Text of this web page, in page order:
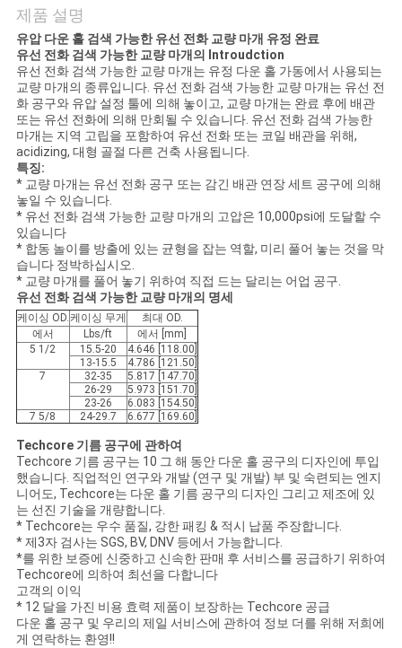
요
뉴
스
경
우
사
이
트
PRIVACY
POLICY
제품 설명
유압 다운 홀 검색 가능한 유선 전화 교량 마개 유정 완료
유선 전화 검색 가능한 교량 마개의 Introudction
유선 전화 검색 가능한 교량 마개는 유정 다운 홀 가동에서 사용되는
교량 마개의 종류입니다. 유선 전화 검색 가능한 교량 마개는 유선 전
화 공구와 유압 설정 툴에 의해 놓이고, 교량 마개는 완료 후에 배관
또는 유선 전화에 의해 만회될 수 있습니다. 유선 전화 검색 가능한
마개는 지역 고립을 포함하여 유선 전화 또는 코일 배관을 위해,
acidizing, 대형 골절 다른 건축 사용됩니다.
특징:
* 교량 마개는 유선 전화 공구 또는 감긴 배관 연장 세트 공구에 의해
놓일 수 있습니다.
* 유선 전화 검색 가능한 교량 마개의 고압은 10,000psi에 도달할 수
있습니다
* 합동 놀이를 방출에 있는 균형을 잡는 역할, 미리 풀어 놓는 것을 막
습니다 정박하십시오.
* 교량 마개를 풀어 놓기 위하여 직접 드는 달리는 어업 공구.
유선 전화 검색 가능한 교량 마개의 명세
케이싱 OD.케이싱 무게
최대 OD.
에서
Lbs/ft
에서 [mm]
5 1/2
15.5-20
4.646 [118.00]
13-15.5
4.786 [121.50]
7
32-35
5.817 [147.70]
26-29
5.973 [151.70]
23-26
6.083 [154.50]
7 5/8
24-29.7 6.677 [169.60]
Techcore 기름 공구에 관하여
Techcore 기름 공구는 10 그 해 동안 다운 홀 공구의 디자인에 투입
했습니다. 직업적인 연구와 개발 (연구 및 개발) 부 및 숙련되는 엔지
니어도, Techcore는 다운 홀 기름 공구의 디자인 그리고 제조에 있
는 선진 기술을 개량합니다.
* Techcore는 우수 품질, 강한 패킹 & 적시 납품 주장합니다.
* 제3자 검사는 SGS, BV, DNV 등에서 가능합니다.
*를 위한 보증에 신중하고 신속한 판매 후 서비스를 공급하기 위하여
Techcore에 의하여 최선을 다합니다
고객의 이익
* 12 달을 가진 비용 효력 제품이 보장하는 Techcore 공급
다운 홀 공구 및 우리의 제일 서비스에 관하여 정보 더를 위해 저희에
게 연락하는 환영!!